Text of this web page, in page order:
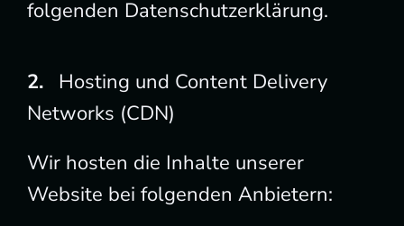
folgenden Datenschutzerklärung.
Hosting und Content Delivery
Networks (CDN)
Wir hosten die Inhalte unserer
Website bei folgenden Anbietern: